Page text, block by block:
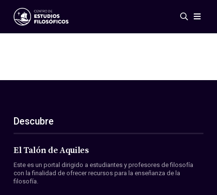
Eventos
ES
EN
Acerca de nosotros
Miembros
Convenios
Descubre
El Talón de Aquiles
Este es un portal dirigido a estudiantes y profesores de filosofía
con la finalidad de ofrecer recursos para la enseñanza de la
filosofía.